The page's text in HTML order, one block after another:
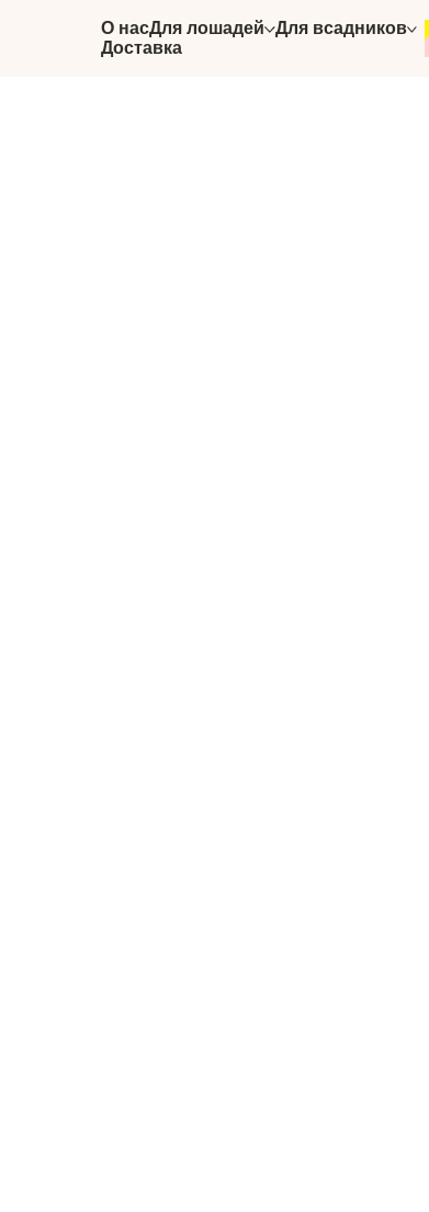
О насДля лошадей
Для всадников
Доставка